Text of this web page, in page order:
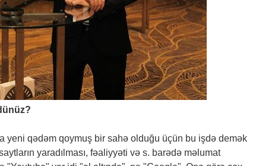
yeni qədəm qoymuş bir sahə olduğu üçün bu işdə demək
yaradılması, fəaliyyəti və s. barədə məlumat